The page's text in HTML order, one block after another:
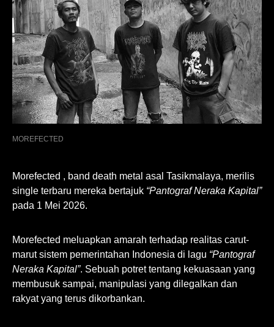
MOREFECTED
Morefected , band death metal asal Tasikmalaya, merilis
single terbaru mereka bertajuk “Pantograf Neraka Kapital”
pada 1 Mei 2026.
Morefected meluapkan amarah terhadap realitas carut-
marut sistem pemerintahan Indonesia di lagu “Pantograf
Neraka Kapital”. Sebuah potret tentang kekuasaan yang
membusuk sampai, manipulasi yang dilegalkan dan
rakyat yang terus dikorbankan.